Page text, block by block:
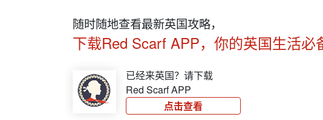
随时随地查看最新英国攻略，
下载Red Scarf APP，你的英国生活必
已经来英国？请下载
Red Scarf APP
点击查看